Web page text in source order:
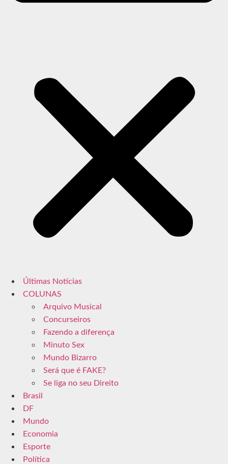
Últimas Notícias
COLUNAS
Arquivo Musical
Concurseiros
Fazendo a diferença
Minuto Sex
Mundo Bizarro
Será que é FAKE?
Se liga no seu Direito
Brasil
DF
Mundo
Economia
Esporte
Política